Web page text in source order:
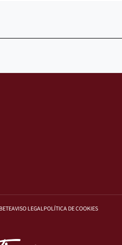
AVISO LEGALPOLÍTICA DE COOKIES